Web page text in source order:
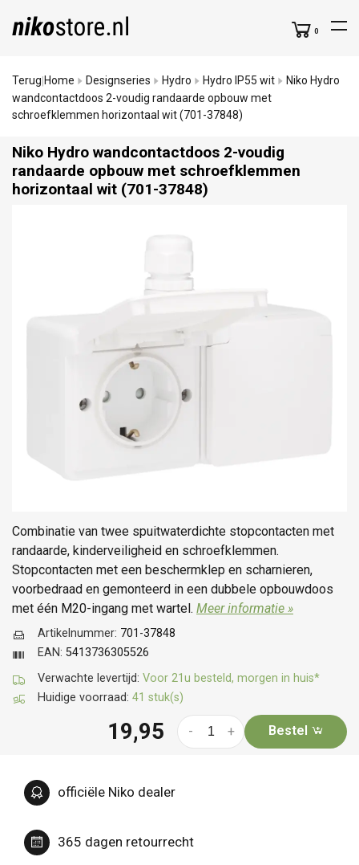
0
Terug Home Designseries Hydro Hydro IP55 wit
Niko Hydro
wandcontactdoos 2-voudig randaarde opbouw met
schroefklemmen horizontaal wit (701-37848)
Niko Hydro wandcontactdoos 2-voudig
randaarde opbouw met schroefklemmen
horizontaal wit (701-37848)
Combinatie van twee spuitwaterdichte stopcontacten met
randaarde, kinderveiligheid en schroefklemmen.
Stopcontacten met een beschermklep en scharnieren,
voorbedraad en gemonteerd in een dubbele opbouwdoos
met één M20-ingang met wartel. Meer informatie »
Verwachte levertijd: Voor 21u besteld, morgen in huis*
Huidige voorraad: 41 stuk(s)
Artikelnummer: 701-37848
EAN: 5413736305526
19,95 +
- Bestel
officiële Niko dealer
365 dagen retourrecht